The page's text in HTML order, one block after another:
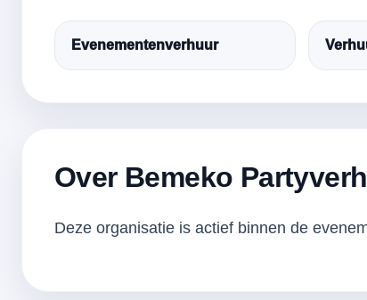
Evenementenverhuur
Over Bemeko
Deze organisatie is actief binnen de